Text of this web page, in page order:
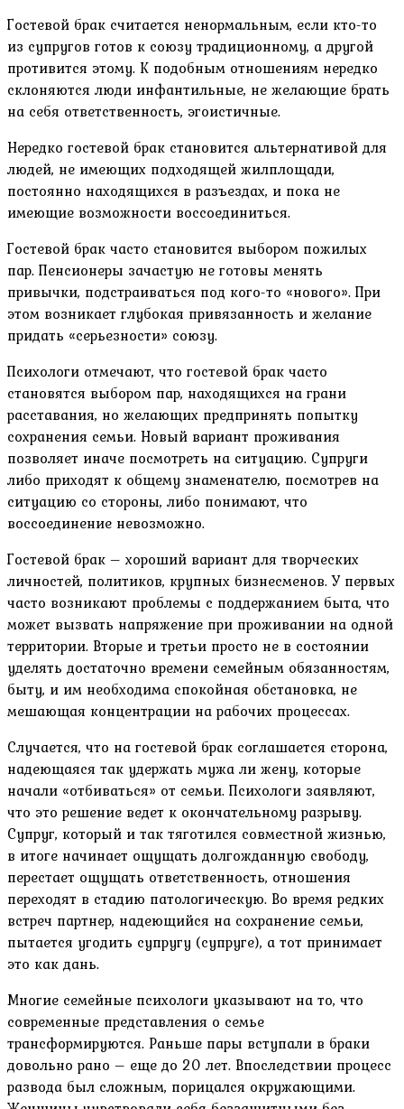
Гостевой брак считается ненормальным, если кто-то
из супругов готов к союзу традиционному, а другой
противится этому. К подобным отношениям нередко
склоняются люди инфантильные, не желающие брать
на себя ответственность, эгоистичные.
Нередко гостевой брак становится альтернативой для
людей, не имеющих подходящей жилплощади,
постоянно находящихся в разъездах, и пока не
имеющие возможности воссоединиться.
Гостевой брак часто становится выбором пожилых
пар. Пенсионеры зачастую не готовы менять
привычки, подстраиваться под кого-то «нового». При
этом возникает глубокая привязанность и желание
придать «серьезности» союзу.
Психологи отмечают, что гостевой брак часто
становятся выбором пар, находящихся на грани
расставания, но желающих предпринять попытку
сохранения семьи. Новый вариант проживания
позволяет иначе посмотреть на ситуацию. Супруги
либо приходят к общему знаменателю, посмотрев на
ситуацию со стороны, либо понимают, что
воссоединение невозможно.
Гостевой брак – хороший вариант для творческих
личностей, политиков, крупных бизнесменов. У первых
часто возникают проблемы с поддержанием быта, что
может вызвать напряжение при проживании на одной
территории. Вторые и третьи просто не в состоянии
уделять достаточно времени семейным обязанностям,
быту, и им необходима спокойная обстановка, не
мешающая концентрации на рабочих процессах.
Случается, что на гостевой брак соглашается сторона,
надеющаяся так удержать мужа ли жену, которые
начали «отбиваться» от семьи. Психологи заявляют,
что это решение ведет к окончательному разрыву.
Супруг, который и так тяготился совместной жизнью,
в итоге начинает ощущать долгожданную свободу,
перестает ощущать ответственность, отношения
переходят в стадию патологическую. Во время редких
встреч партнер, надеющийся на сохранение семьи,
пытается угодить супругу (супруге), а тот принимает
это как дань.
Многие семейные психологи указывают на то, что
современные представления о семье
трансформируются. Раньше пары вступали в браки
довольно рано – еще до 20 лет. Впоследствии процесс
развода был сложным, порицался окружающими.